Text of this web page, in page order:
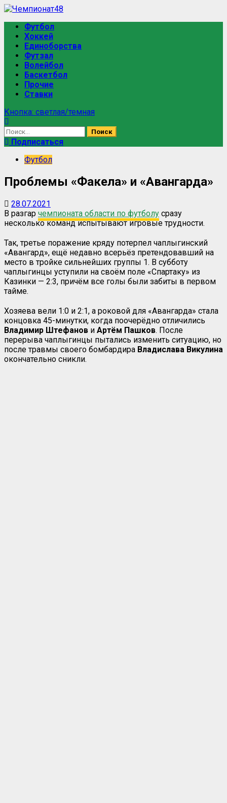
Футбол
Хоккей
Единоборства
Футзал
Волейбол
Баскетбол
Прочие
Ставки
Кнопка: светлая/темная
Подписаться
Футбол
Проблемы «Факела» и «Авангарда»
28.07.2021
В разгар чемпионата области по футболу сразу
несколько команд испытывают игровые трудности.
Так, третье поражение кряду потерпел чаплыгинский
«Авангард», ещё недавно всерьёз претендовавший на
место в тройке сильнейших группы 1. В субботу
чаплыгинцы уступили на своём поле «Спартаку» из
Казинки — 2:3, причём все голы были забиты в первом
тайме.
Хозяева вели 1:0 и 2:1, а роковой для «Авангарда» стала
концовка 45-минутки, когда поочерёдно отличились
Владимир Штефанов и Артём Пашков. После
перерыва чаплыгинцы пытались изменить ситуацию, но
после травмы своего бомбардира Владислава Викулина
окончательно сникли.